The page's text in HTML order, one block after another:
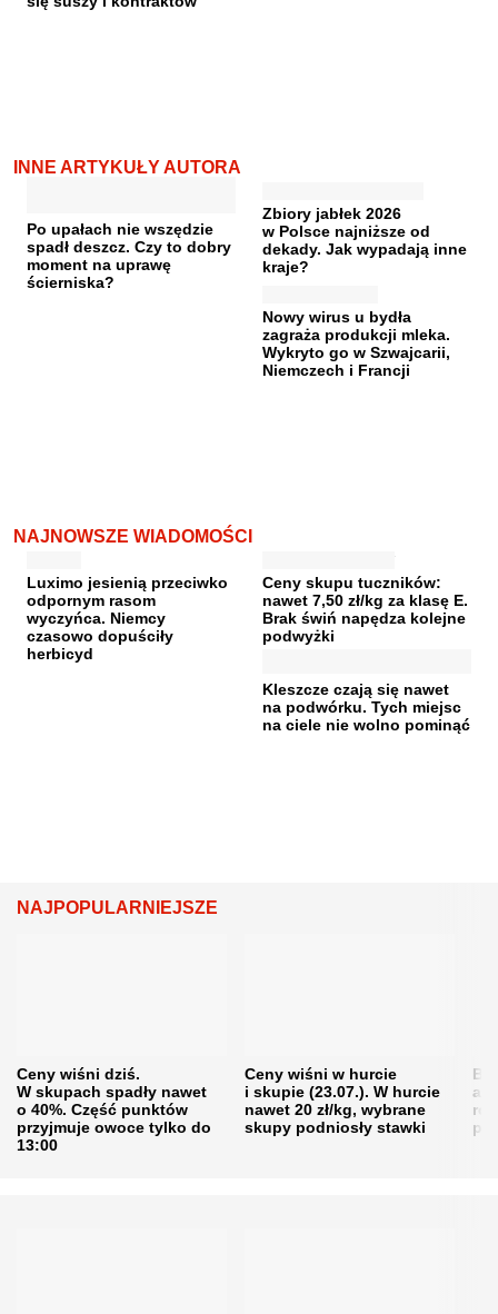
INNE ARTYKUŁY AUTORA
Po upałach nie wszędzie
spadł deszcz. Czy to dobry
moment na uprawę
ścierniska?
Zbiory jabłek 2026
w Polsce najniższe od
dekady. Jak wypadają inne
kraje?
Nowy wirus u bydła
zagraża produkcji mleka.
Wykryto go w Szwajcarii,
Niemczech i Francji
NAJNOWSZE WIADOMOŚCI
Luximo jesienią przeciwko
odpornym rasom
wyczyńca. Niemcy
czasowo dopuściły
herbicyd
Ceny skupu tuczników:
nawet 7,50 zł/kg za klasę E.
Brak świń napędza kolejne
podwyżki
Kleszcze czają się nawet
na podwórku. Tych miejsc
na ciele nie wolno pominąć
NAJPOPULARNIEJSZE
Ceny wiśni dziś.
W skupach spadły nawet
o 40%. Część punktów
przyjmuje owoce tylko do
13:00
Ceny wiśni w hurcie
i skupie (23.07.). W hurcie
nawet 20 zł/kg, wybrane
skupy podniosły stawki